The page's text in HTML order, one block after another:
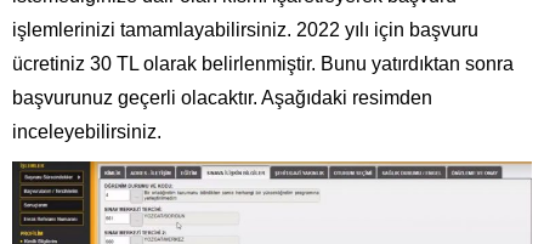
işlemlerinizi tamamlayabilirsiniz. 2022 yılı için başvuru
ücretiniz 30 TL olarak belirlenmiştir. Bunu yatırdıktan sonra
başvurunuz geçerli olacaktır. Aşağıdaki resimden
inceleyebilirsiniz.